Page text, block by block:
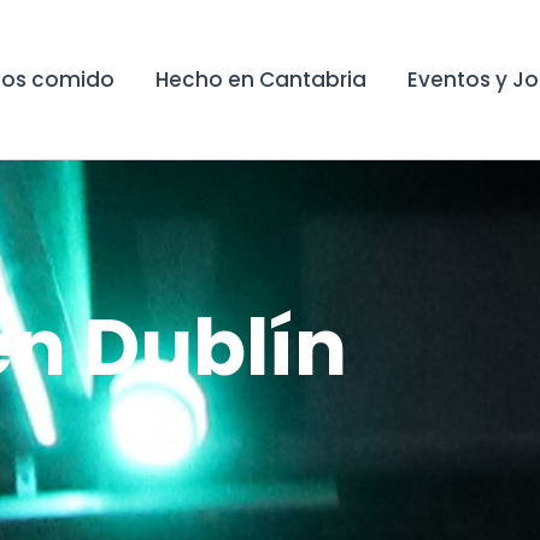
comido Hecho en Cantabria Eventos y
Dublín